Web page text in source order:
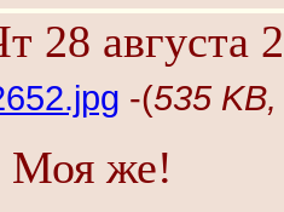
28 августа
-(535
Моя же!